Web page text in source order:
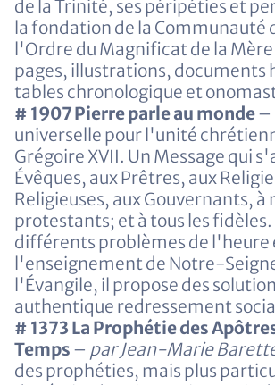
de la Trinité, ses péripéties et
la fondation de la Communauté
l'Ordre du Magnificat de la
pages, illustrations, documents
tables chronologique et
# 1907 Pierre parle au monde–
universelle pour l'unité
Grégoire XVII. Un Message qui
Évêques, aux Prêtres, aux
Religieuses, aux Gouvernants, à
protestants; et à tous les
différents problèmes de l'heure
l'enseignement de Notre-
l'Évangile, il propose des
authentique redressement
# 1373 La Prophétie des
Temps – par Jean-Marie
des prophéties, mais plus